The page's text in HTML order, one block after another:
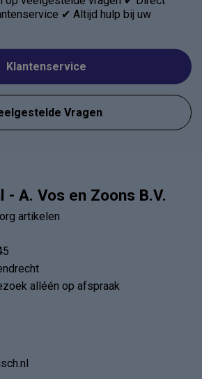
✔ Altijd hulp bij uw
Klantenservice
Vragen
- A. Vos en Zoons B.V.
artikelen
alléén op afspraak